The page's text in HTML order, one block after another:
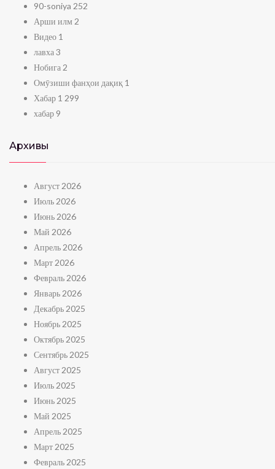
90-soniya 252
Арши илм 2
Видео 1
лавха3
Нобига 2
Омӯзиши фанҳои дақиқ 1
Хабар 1 299
хабар 9
Архивы
Август 2026
Июль 2026
Июнь 2026
Май 2026
Апрель 2026
Март 2026
Февраль 2026
Январь 2026
Декабрь 2025
Ноябрь 2025
Октябрь 2025
Сентябрь 2025
Август 2025
Июль 2025
Июнь 2025
Май 2025
Апрель 2025
Март 2025
Февраль 2025